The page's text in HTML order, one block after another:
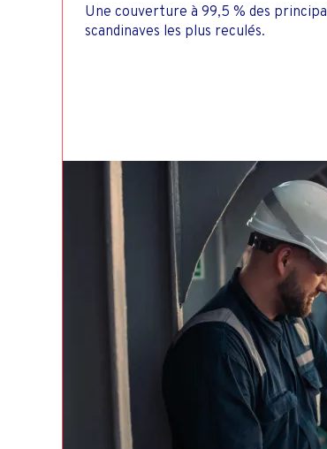
Une couverture à 99,5 % des
scandinaves les plus reculés.